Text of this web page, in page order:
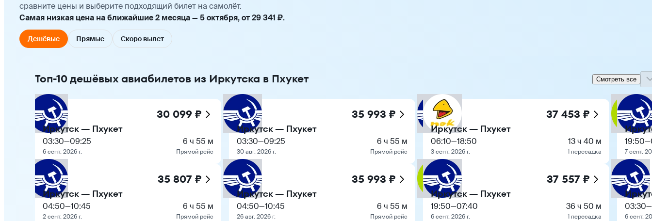
сравните цены и выберите подходящий билет на самолёт.
Самая низкая цена на ближайшие 2 месяца — 5 октября, от 29 341 ₽.
Дешёвые Прямые Скоро вылет
Топ-10 дешёвых авиабилетов из Иркутска в Пхукет Смотреть все
30 099 ₽
Иркутск — Пхукет
03:30—09:25
6 сент. 2026 г.
6 ч 55 м
Прямой рейс
35 807 ₽
Иркутск — Пхукет
04:50—10:45
2 сент. 2026 г.
6 ч 55 м
Прямой рейс
35 993 ₽
Иркутск — Пхукет
03:30—09:25
30 авг. 2026 г.
6 ч 55 м
Прямой рейс
35 993 ₽
Иркутск — Пхукет
04:50—10:45
26 авг. 2026 г.
6 ч 55 м
Прямой рейс
37 453 ₽
Иркутск — Пхукет
06:10—18:50
3 сент. 2026 г.
13 ч 40 м
1 пересадка
37 557 ₽
Иркутск — Пхукет
19:50—07:40
6 сент. 2026 г.
36 ч 50 м
1 пересадка
19:50—
7 сент.
03:30—
6 сент.